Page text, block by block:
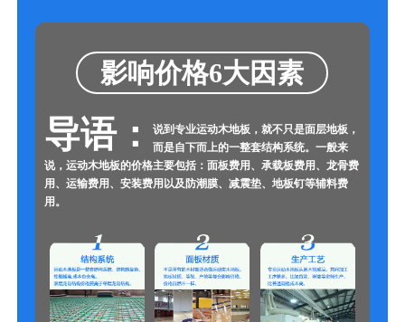
影响价格6大因素
导语：
说到专业运动木地板，就不只是面层地板，
而是自下而上的一整套结构系统。一般来
说，运动木地板的价格主要包括：面板费用、承载板费用、龙骨费
用、运输费用、安装费用以及防潮膜、减震垫、地板钉等辅料费
用。